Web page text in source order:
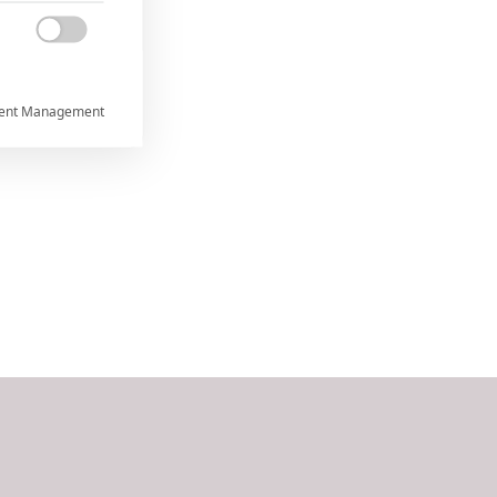

chyb,
Management